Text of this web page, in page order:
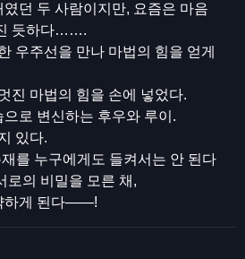
던 두 사람이지만, 요즘은 마음
듯하다…….
우주선을 만나 마법의 힘을 얻게
진 마법의 힘을 손에 넣었다.
로 변신하는 후우와 루이.
있다.
를 누구에게도 들켜서는 안 된다
로의 비밀을 모른 채,
하게 된다――!